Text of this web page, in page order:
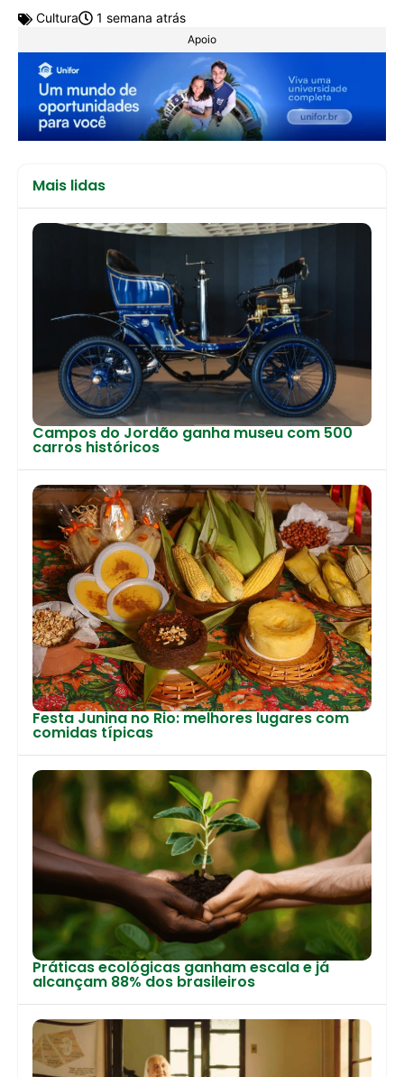
Cultura 1 semana atrás
Apoio
Mais lidas
Campos do Jordão ganha museu com 500
carros históricos
Festa Junina no Rio: melhores lugares com
comidas típicas
Práticas ecológicas ganham escala e já
alcançam 88% dos brasileiros